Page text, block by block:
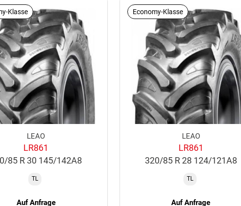
Klasse
LEAO
LR861
85 R 30 145/142A8
TL
Auf Anfrage
Economy-Klasse
LEAO
LR861
320/85 R 28 124/121A8
TL
Auf Anfrage